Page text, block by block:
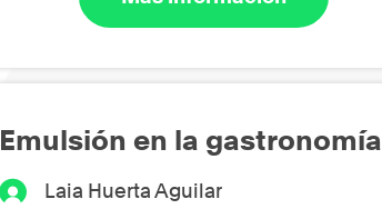
Emulsión en la gastronomía
Laia Huerta Aguilar